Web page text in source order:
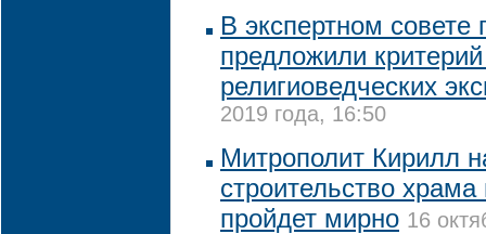
В экспертном
предложили
религиоведческих
2019 года, 16:50
Митрополит Кирилл
строительство храма
пройдет мирно 16